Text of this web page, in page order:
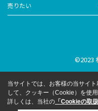
売りたい
©2023
当サイトでは、お客様の当サイ
して、クッキー（Cookie）を使用
詳しくは、当社の 「Cookieの取